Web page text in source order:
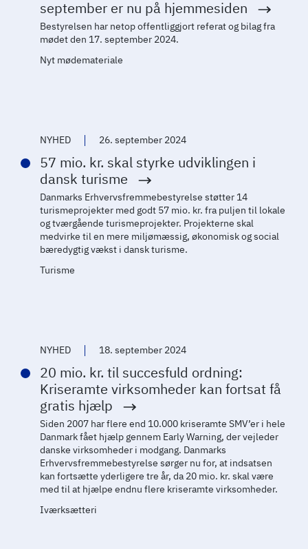
september er nu på hjemmesiden
Bestyrelsen har netop offentliggjort referat og bilag fra
mødet den 17. september 2024.
Nyt mødemateriale
NYHED 26. september 2024
57 mio. kr. skal styrke udviklingen i
dansk turisme
Danmarks Erhvervsfremmebestyrelse støtter 14
turismeprojekter med godt 57 mio. kr. fra puljen til lokale
og tværgående turismeprojekter. Projekterne skal
medvirke til en mere miljømæssig, økonomisk og social
bæredygtig vækst i dansk turisme.
Turisme
NYHED 18. september 2024
20 mio. kr. til succesfuld ordning:
Kriseramte virksomheder kan fortsat få
gratis hjælp
Siden 2007 har flere end 10.000 kriseramte SMV’er i hele
Danmark fået hjælp gennem Early Warning, der vejleder
danske virksomheder i modgang. Danmarks
Erhvervsfremmebestyrelse sørger nu for, at indsatsen
kan fortsætte yderligere tre år, da 20 mio. kr. skal være
med til at hjælpe endnu flere kriseramte virksomheder.
Iværksætteri